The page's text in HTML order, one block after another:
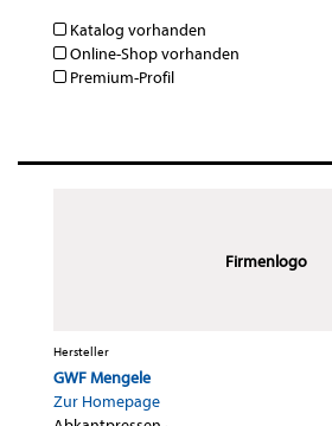
Katalog vorhanden
Online-Shop vorhanden
Premium-Profil
Firmenlogo
Hersteller
GWF Mengele
Zur Homepage